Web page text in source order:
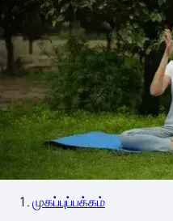
முகப்புப்பக்கம்